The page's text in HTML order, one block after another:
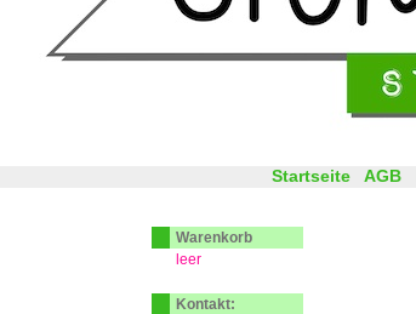
Startseite AGB
Warenkorb
leer
Kontakt: